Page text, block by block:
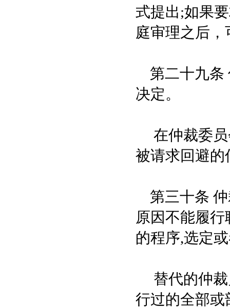
式提出;如果
庭审理之后
第二十九条
决定。
在仲裁委员
被请求回避的
第三十条 仲
原因不能履
的程序,选定
替代的仲裁
行过的全部或